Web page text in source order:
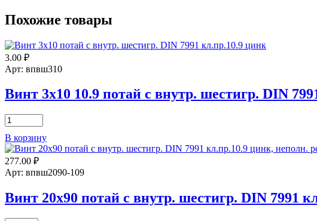
Похожие товары
3.00 ₽
Арт: впвш310
Винт 3х10 10.9 потай с внутр. шестигр. DIN
Количество
товара
Винт
3х10
10.9
потай
внутр.
шестигр.
В корзину
277.00 ₽
Арт: впвш2090-109
Винт 20х90 потай с внутр. шестигр. DIN 7991